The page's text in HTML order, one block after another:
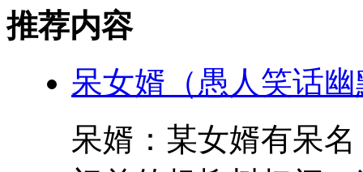
推荐内容
呆女婿（愚人笑话
呆婿：某女婿有呆